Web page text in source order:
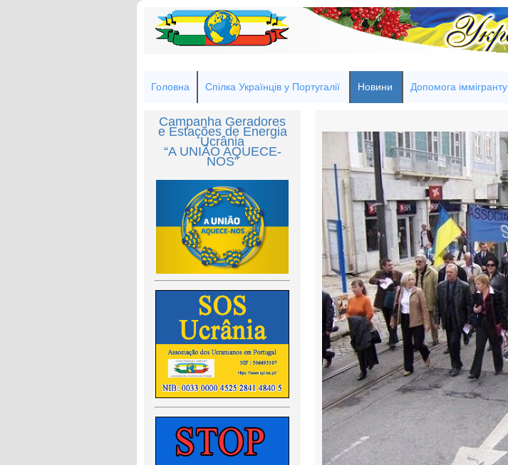
Головна Спілка Українців у Португалії Новини Допомога іммігранту
Campanha Geradores
e Estações de Energia
Ucrânia
“A UNIÃO AQUECE-
NOS”